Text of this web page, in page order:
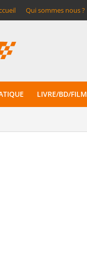
Qui sommes nous ?
LIVRE/BD/FILM